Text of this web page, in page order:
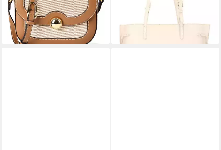
307,85 € UVP340,00 €
-9%
lieferbar - in 2-3 Werktagen bei dir
330,00 €
lieferbar - in 2-3 Werktagen bei dir